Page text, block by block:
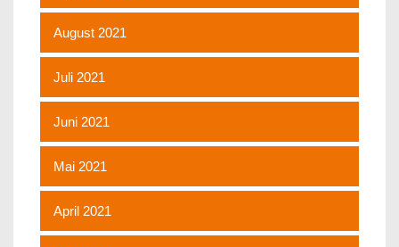
August 2021
Juli 2021
Juni 2021
Mai 2021
April 2021